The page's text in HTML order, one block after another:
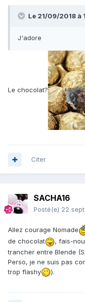
Le 21/09/2018 à
J'adore
Le chocolat?
Citer
SACHA16
Posté(e) 22
Allez courage Nomade
de chocolat
, fais-
trancher entre Blende
Perso, je ne suis pas
trop flashy
).